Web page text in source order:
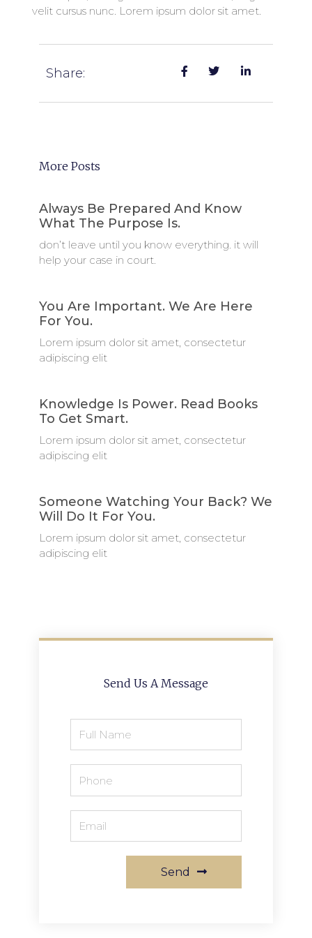
velit cursus nunc. Lorem ipsum dolor sit amet.
Share:
More Posts
Always Be Prepared And Know
What The Purpose Is.
don’t leave until you know everything. it will
help your case in court.
You Are Important. We Are Here
For You.
Lorem ipsum dolor sit amet, consectetur
adipiscing elit
Knowledge Is Power. Read Books
To Get Smart.
Lorem ipsum dolor sit amet, consectetur
adipiscing elit
Someone Watching Your Back? We
Will Do It For You.
Lorem ipsum dolor sit amet, consectetur
adipiscing elit
Send Us A Message
Name
Send